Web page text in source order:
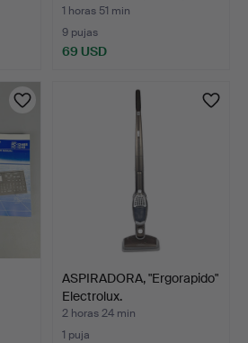
madera/metal…
1 horas 51 min
9 pujas
69 USD
ASPIRADORA, "Ergorapido"
Electrolux.
2 horas 24 min
1 puja